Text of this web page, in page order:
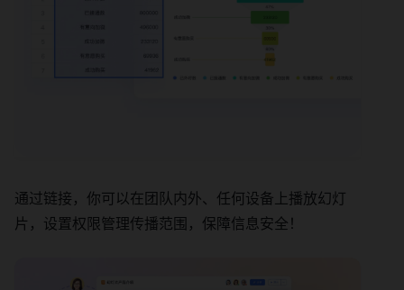
通过链接，你可以在团队内外、任何设备上播放幻灯
片，设置权限管理传播范围，保障信息安全！